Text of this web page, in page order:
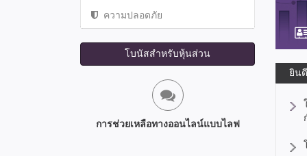
ความปลอดภัย
โบนัสสำหรับหุ้นส่วน
การช่วยเหลือทางออนไลน์แบบไลฟ
ยิน